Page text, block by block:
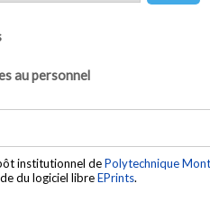
au personnel
institutionnel dePolytechnique
du logiciel libreEPrints.